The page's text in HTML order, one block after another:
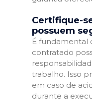
Certifique-
possuem
É fundamental
contratado
trabalho. Isso
em caso de
durante a